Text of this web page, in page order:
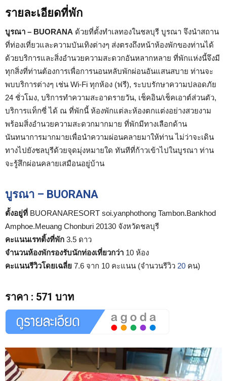
รายละเอียดที่พัก
บูรณา – BUORANA ด้วยที่ตั้งทำเลทองในชลบุรี บูรณา จึงนำสถาน
ที่ท่องเที่ยวและความบันเทิงต่างๆ ส่งตรงถึงหน้าห้องพักของท่านได้
ด้วยบริการและสิ่งอำนวยความสะดวกอันหลากหลาย ที่พักแห่งนี้จึงมี
ทุกสิ่งที่ท่านต้องการเพื่อการนอนหลับพักผ่อนอันแสนสบาย ท่านจะ
พบบริการต่างๆ เช่น Wi-Fi ทุกห้อง (ฟรี), ระบบรักษาความปลอดภัย
24 ชั่วโมง, บริการทำความสะอาดรายวัน, เช็คอิน/เช็คเอาต์ส่วนตัว,
บริการแท็กซี่ ได้ ณ ที่พักนี้ ห้องพักแต่ละห้องตกแต่งอย่างสวยงาม
พร้อมสิ่งอำนวยความสะดวกมากมาย ที่พักมีทางเลือกด้าน
นันทนาการมากมายเพื่อนำความผ่อนคลายมาให้ท่าน ไม่ว่าจะเดิน
ทางไปยังชลบุรีด้วยจุดมุ่งหมายใด ทันทีที่ก้าวเข้าไปในบูรณา ท่าน
จะรู้สึกผ่อนคลายเสมือนอยู่บ้าน
บูรณา – BUORANA
ตั้งอยู่ที่ BUORANARESORT soi.yanphothong Tambon.Bankhod
Amphoe.Meuang Chonburi 20130 จังหวัดชลบุรี
คะแนนเรทติ้งที่พัก 3.5 ดาว
จำนวนห้องพักรองรับนักท่องเที่ยวกว่า 10 ห้อง
คะแนนรีวิวโดยเฉลี่ย 7.6 จาก 10 คะแนน (จำนวนรีวิว 20 คน)
ราคา : 571 บาท